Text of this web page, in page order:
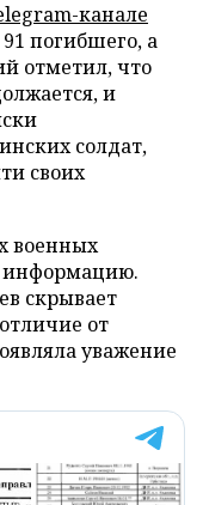
канале
погибшего, а
отметил, что
и
солдат,
своих
военных
информацию.
скрывает
от
уважение